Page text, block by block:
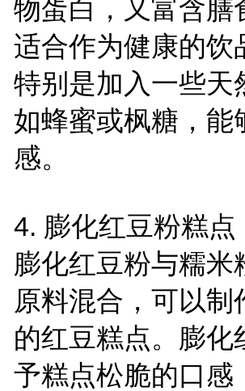
物蛋白，又富含膳
适合作为健康的饮
特别是加入一些天
如蜂蜜或枫糖，能
感。
4. 膨化红豆粉糕点
膨化红豆粉与糯米
原料混合，可以制
的红豆糕点。膨化
予糕点松脆的口感